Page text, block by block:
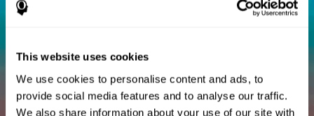
This website uses cookies
We use cookies to personalise content and ads, to
provide social media features and to analyse our traffic.
We also share information about your use of our site with